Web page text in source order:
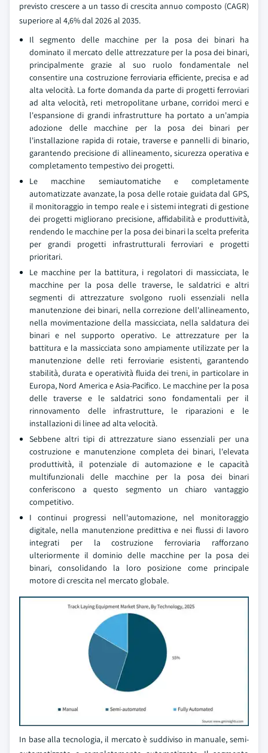
previsto crescere a un tasso di crescita annuo composto (CAGR)
superiore al 4,6% dal 2026 al 2035.
Il segmento delle macchine per la posa dei binari ha
dominato il mercato delle attrezzature per la posa dei binari,
principalmente grazie al suo ruolo fondamentale nel
consentire una costruzione ferroviaria efficiente, precisa e ad
alta velocità. La forte domanda da parte di progetti ferroviari
ad alta velocità, reti metropolitane urbane, corridoi merci e
l'espansione di grandi infrastrutture ha portato a un'ampia
adozione delle macchine per la posa dei binari per
l'installazione rapida di rotaie, traverse e pannelli di binario,
garantendo precisione di allineamento, sicurezza operativa e
completamento tempestivo dei progetti.
Le macchine semiautomatiche e completamente
automatizzate avanzate, la posa delle rotaie guidata dal GPS,
il monitoraggio in tempo reale e i sistemi integrati di gestione
dei progetti migliorano precisione, affidabilità e produttività,
rendendo le macchine per la posa dei binari la scelta preferita
per grandi progetti infrastrutturali ferroviari e progetti
prioritari.
Le macchine per la battitura, i regolatori di massicciata, le
macchine per la posa delle traverse, le saldatrici e altri
segmenti di attrezzature svolgono ruoli essenziali nella
manutenzione dei binari, nella correzione dell'allineamento,
nella movimentazione della massicciata, nella saldatura dei
binari e nel supporto operativo. Le attrezzature per la
battitura e la massicciata sono ampiamente utilizzate per la
manutenzione delle reti ferroviarie esistenti, garantendo
stabilità, durata e operatività fluida dei treni, in particolare in
Europa, Nord America e Asia-Pacifico. Le macchine per la posa
delle traverse e le saldatrici sono fondamentali per il
rinnovamento delle infrastrutture, le riparazioni e le
installazioni di linee ad alta velocità.
Sebbene altri tipi di attrezzature siano essenziali per una
costruzione e manutenzione completa dei binari, l'elevata
produttività, il potenziale di automazione e le capacità
multifunzionali delle macchine per la posa dei binari
conferiscono a questo segmento un chiaro vantaggio
competitivo.
I continui progressi nell'automazione, nel monitoraggio
digitale, nella manutenzione predittiva e nei flussi di lavoro
integrati per la costruzione ferroviaria rafforzano
ulteriormente il dominio delle macchine per la posa dei
binari, consolidando la loro posizione come principale
motore di crescita nel mercato globale.
In base alla tecnologia, il mercato è suddiviso in manuale, semi-